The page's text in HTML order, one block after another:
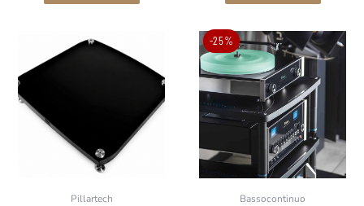
Pillartech
-25%
Bassocontinuo
de
Este
producto
tiene
múltiples
variantes.
Las
opciones
se
pueden
elegir